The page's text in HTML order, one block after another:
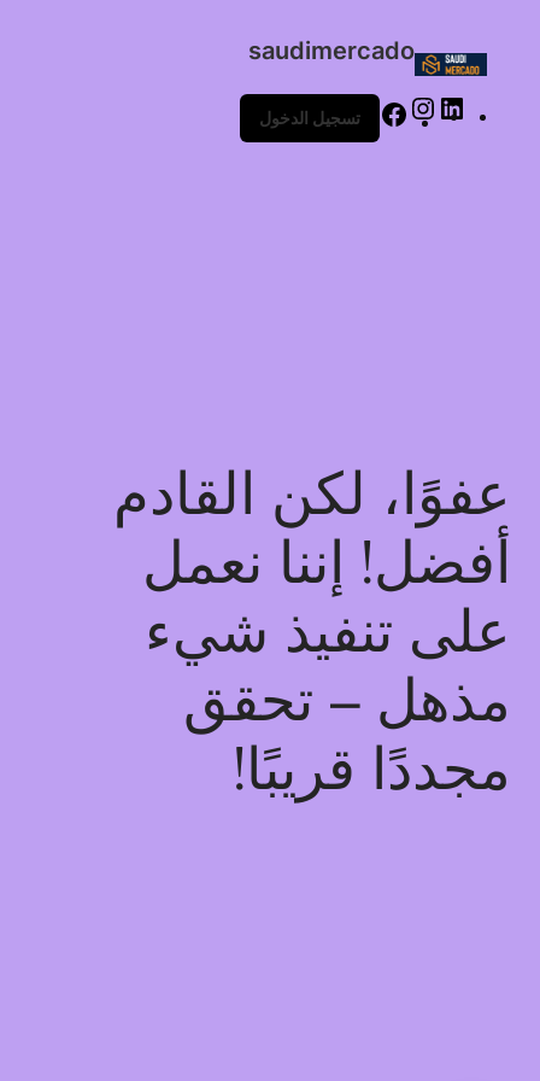
saudimercado
تسجيل الدخول
عفوًا، لكن القادم
أفضل! إننا نعمل
على تنفيذ شيء
مذهل – تحقق
مجددًا قريبًا!